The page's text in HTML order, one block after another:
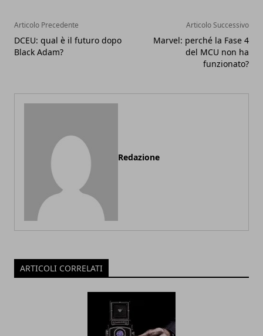
Articolo Precedente
DCEU: qual è il futuro dopo
Black Adam?
Articolo Successivo
Marvel: perché la Fase 4
del MCU non ha
funzionato?
Redazione
ARTICOLI CORRELATI